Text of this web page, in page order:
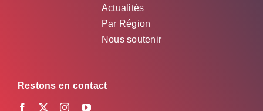
Actualités
Par Région
Nous soutenir
Restons en contact